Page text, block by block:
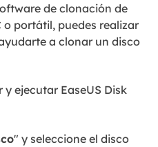
de clonación de
o portátil, puedes realizar
a clonar un disco
ejecutar EaseUS Disk
" y seleccione el disco